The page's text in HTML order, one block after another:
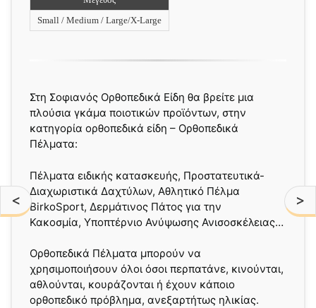
< >
Small / Medium / Large/X-Large
Στη Σοφιανός Ορθοπεδικά Είδη θα βρείτε μια
πλούσια γκάμα ποιοτικών προϊόντων, στην
κατηγορία ορθοπεδικά είδη – Ορθοπεδικά
Πέλματα:
Πέλματα ειδικής κατασκευής, Προστατευτικά-
Διαχωριστικά Δαχτύλων, Αθλητικό Πέλμα
BirkoSport, Δερμάτινος Πάτος για την
Κακοσμία, Υποπτέρνιο Ανύψωσης Ανισοσκέλειας…
Ορθοπεδικά Πέλματα μπορούν να
χρησιμοποιήσουν όλοι όσοι περπατάνε, κινούνται,
αθλούνται, κουράζονται ή έχουν κάποιο
ορθοπεδικό πρόβλημα, ανεξαρτήτως ηλικίας.